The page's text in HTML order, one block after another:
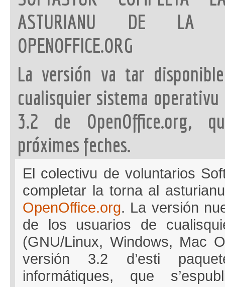
ASTURIANU DE LA
OPENOFFICE.ORG
La versión va tar
cualisquier sistema
3.2 de OpenOffice.org,
próximes feches.
El colectivu de voluntarios
completar la torna al
OpenOffice.org. La versión
de los usuarios de
(GNU/Linux, Windows, Mac
versión 3.2 d’esti
informátiques, que